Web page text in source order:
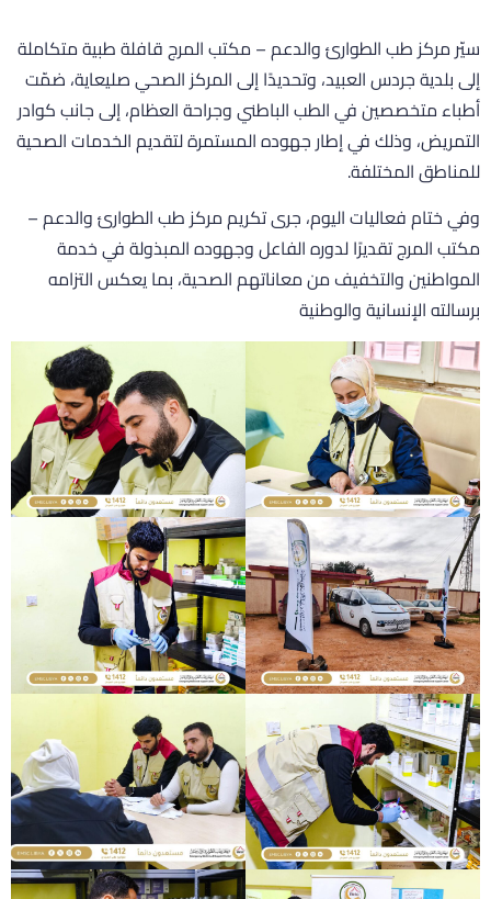
مركز طب الطوارئ والدعم – مكتب المرج قافلة طبية متكاملة
بلدية جردس العبيد، وتحديدًا إلى المركز الصحي صليعاية، ضمّت
متخصصين في الطب الباطني وجراحة العظام، إلى جانب كوادر
وذلك في إطار جهوده المستمرة لتقديم الخدمات الصحية
المختلفة.
ختام فعاليات اليوم، جرى تكريم مركز طب الطوارئ والدعم –
المرج تقديرًا لدوره الفاعل وجهوده المبذولة في خدمة
والتخفيف من معاناتهم الصحية، بما يعكس التزامه
الإنسانية والوطنية